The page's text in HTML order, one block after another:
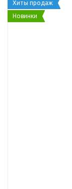
Хиты продаж
Новинки